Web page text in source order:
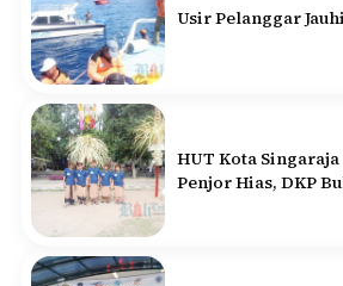
Usir Pelanggar
HUT Kota
Penjor Hias, DKP